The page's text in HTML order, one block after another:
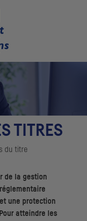
TITRES
du titre
de la gestion
une protection
atteindre les